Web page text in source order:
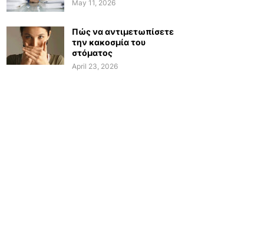
May 11, 2026
Πώς να αντιμετωπίσετε
την κακοσμία του
στόματος
April 23, 2026